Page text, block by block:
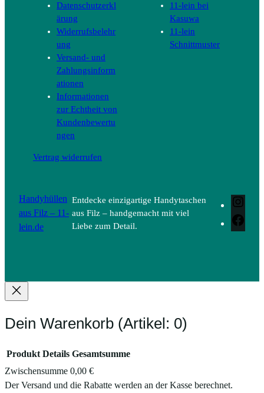
Datenschutzerkl
ärung
Widerrufsbelehr
ung
Versand- und
Zahlungsinform
ationen
Informationen
zur Echtheit von
Kundenbewertu
ngen
Vertrag widerrufen
11-lein bei
Kasuwa
11-lein
Schnittmuster
Handyhüllen
aus Filz – 11-
lein.de
Entdecke einzigartige Handytaschen
aus Filz – handgemacht mit viel
Liebe zum Detail.
Dein Warenkorb (Artikel: 0)
Produkte
Produkt Details Gesamtsumme
Zwischensumme 0,00 €
Der Versand und die Rabatte werden an der Kasse berechnet.